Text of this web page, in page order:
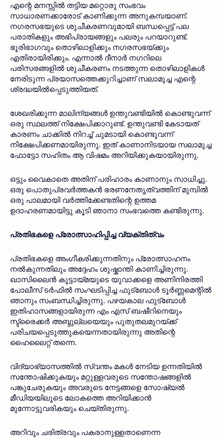
എന്റെ മനസ്സിൽ തട്ടിയ മറ്റൊരു സംഭവം
സാധാരണക്കാരോട് കാണിക്കുന്ന അനുകമ്പയാണ്.
നഗരസഭയുടെ ശുചീകരണവുമായി ബന്ധപ്പെട്ട് പല
പരാതികളും അഭിപ്രായങ്ങളും പലരും പറയാറുണ്ട്.
ഭൂരിഭാഗവും തൊഴിലാളിക്കും നഗരസഭയ്ക്കും
എതിരായിരിക്കും. എന്നാൽ ദീനാർ നഗറിലെ
പരിസരങ്ങളിൽ ശുചീകരണം നടത്തുന്ന തൊഴിലാളികൾ
നേരിടുന്ന പ്രയാസത്തെക്കുറിച്ചാണ് സലാമുച്ച എന്റെ
ശ്രദ്ധയിൽപ്പെടുത്തിയത്.
ശേഖരിക്കുന്ന മാലിന്യങ്ങൾ ഉന്തുവണ്ടിയിൽ കൊണ്ടുവന്ന്
ഒരു സ്ഥലത്ത് നിക്ഷേപിക്കാറുണ്ട്. ഉന്തുവണ്ടി കേടായത്
കാരണം ചാക്കിൽ നിറച്ച് ചുമടായി കൊണ്ടുവന്ന്
നിക്ഷേപിക്കണമായിരുന്നു. ഇത് കാണാനിടയായ സലാമുച്ച
ഫോട്ടോ സഹിതം ആ വിഷമം അറിയിക്കുകയായിരുന്നു.
ഒട്ടും വൈകാതെ അതിന് പരിഹാരം കാണാനും സാധിച്ചു.
ഒരു പൊതുപ്രവർത്തകൻ ഭരണനേതൃത്വത്തിന് മുമ്പിൽ
ഒരു പാലമായി വർത്തിക്കേണ്ടതിന്റെ ഉത്തമ
ഉദാഹരണമായിട്ടു കൂടി ഞാനാ സംഭവത്തെ കണ്ടിരുന്നു.
പ്രതിഭകളെ പ്രോത്സാഹിപ്പിച്ച വ്യക്തിത്വം
പ്രതിഭകളെ അംഗീകരിക്കുന്നതിനും പ്രോത്സാഹനം
നൽകുന്നതിലും അദ്ദേഹം ശുഷ്കാന്തി കാണിച്ചിരുന്നു.
ഖാസിലൈൻ കൂട്ടായ്മയുടെ യുവാക്കളെ അണിനിരത്തി
പോലീസ് ടർഫിൽ സംഘടിപ്പിച്ച ഫുട്ബോൾ ടൂർണ്ണമെന്റിൽ
ഞാനും സംബന്ധിച്ചിരുന്നു. പഴയകാല ഫുട്ബോൾ
ഇതിഹാസങ്ങളായിരുന്ന എം എസ് ബഷീറിനെയും
സ്ട്രൈക്കർ അബ്ദുല്ലയെയും പുതുതലമുറയ്ക്ക്
പരിചയപ്പെടുത്തുകയെന്നതായിരുന്നു അതിന്റെ
ഹൈലൈറ്റ് തന്നെ.
വിദ്യാഭ്യാസത്തിൽ സ്വന്തം മകൾ നേടിയ ഉന്നതിയിൽ
സന്തോഷിക്കുകയും മറ്റുള്ളവരുടെ സന്തോഷങ്ങളിൽ
പങ്കുചേരുകയും അവരുടെ നേട്ടങ്ങളെ സോഷ്യൽ
മീഡിയയിലൂടെ ലോകത്തെ അറിയിക്കാൻ
മുന്നോട്ടുവരികയും ചെയ്തിരുന്നു.
അറിവും ചരിത്രവും പകരാനുള്ളതാണെന്ന